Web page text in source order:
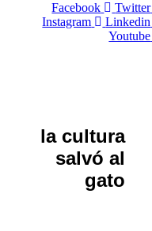
Facebook
Twitter
Instagram
Linkedin
Youtube
la cultura
salvó al
gato